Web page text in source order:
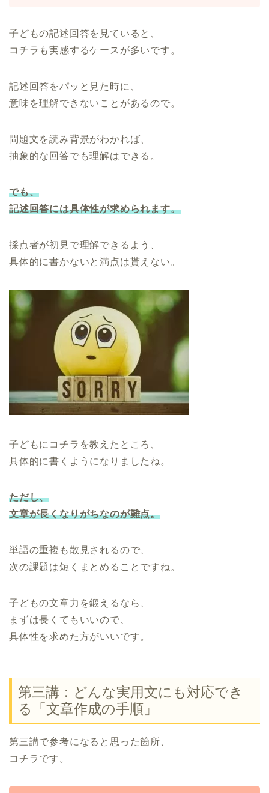
子どもの記述回答を見ていると、
コチラも実感するケースが多いです。
記述回答をパッと見た時に、
意味を理解できないことがあるので。
問題文を読み背景がわかれば、
抽象的な回答でも理解はできる。
でも、
記述回答には具体性が求められます。
採点者が初見で理解できるよう、
具体的に書かないと満点は貰えない。
子どもにコチラを教えたところ、
具体的に書くようになりましたね。
ただし、
文章が長くなりがちなのが難点。
単語の重複も散見されるので、
次の課題は短くまとめることですね。
子どもの文章力を鍛えるなら、
まずは長くてもいいので、
具体性を求めた方がいいです。
第三講：どんな実用文にも対応でき
る「文章作成の手順」
第三講で参考になると思った箇所、
コチラです。